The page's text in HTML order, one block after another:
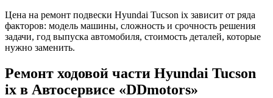
Цена на ремонт подвески Hyundai Tucson ix зависит от ряда
факторов: модель машины, сложность и срочность решения
задачи, год выпуска автомобиля, стоимость деталей, которые
нужно заменить.
Ремонт ходовой части Hyundai Tucson
ix в Автосервисе «DDmotors»